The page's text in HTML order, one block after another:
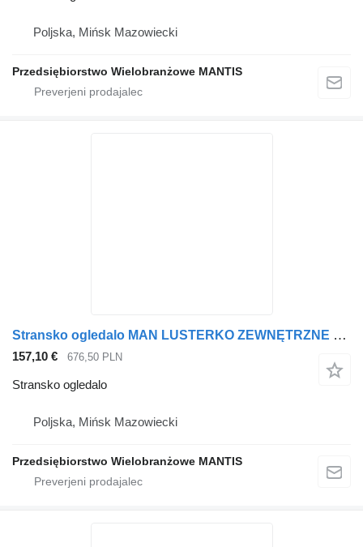
Poljska, Mińsk Mazowiecki
Przedsiębiorstwo Wielobranżowe MANTIS
Stransko ogledalo MAN LUSTERKO ZEWNĘTRZNE KOMPLETNE MAN TGX TGS EURO 5 PRAWE za vlačilec
157,10 € 676,50 PLN
Stransko ogledalo
Poljska, Mińsk Mazowiecki
Przedsiębiorstwo Wielobranżowe MANTIS